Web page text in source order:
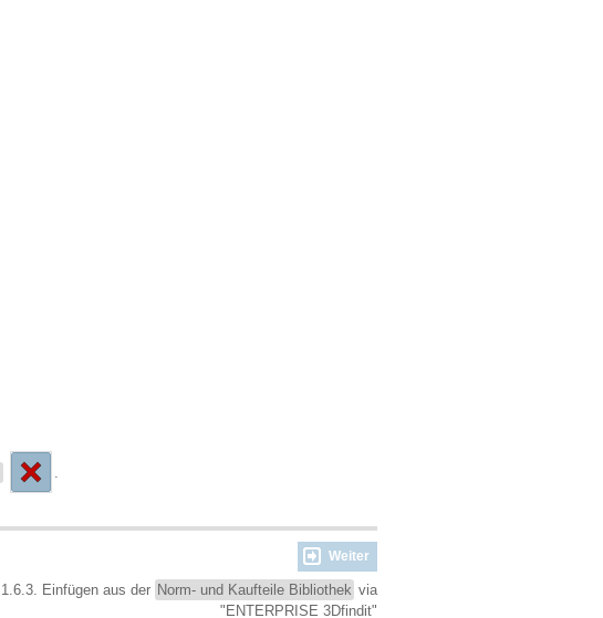
.
Weiter
1.6.3. Einfügen aus der Norm- und Kaufteile Bibliothek via
"ENTERPRISE 3Dfindit"